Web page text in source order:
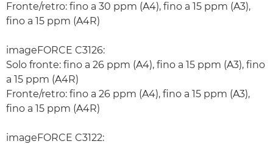
Fronte/retro: fino a 30 ppm (A4), fino a 15 ppm (A3),
fino a 15 ppm (A4R)
imageFORCE C3126:
Solo fronte: fino a 26 ppm (A4), fino a 15 ppm (A3), fino
a 15 ppm (A4R)
Fronte/retro: fino a 26 ppm (A4), fino a 15 ppm (A3),
fino a 15 ppm (A4R)
imageFORCE C3122: